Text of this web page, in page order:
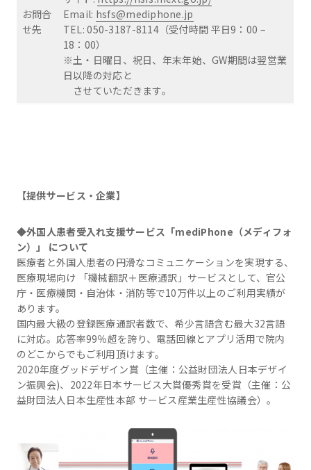
お問合
せ先
Email: hsfs@mediphone.jp
TEL: 050-3187-8114（受付時間 平日9：00 –
18：00）
※土・日曜日、祝日、年末年始、GW期間は翌営業
日以降の対応と
させていただきます。
【提供サービス・企業】
◆外国人患者受入れ支援サービス「mediPhone（メディフォ
ン）」 について
医療者と外国人患者の円滑なコミュニケーションを実現する、
医療現場向け 「機械翻訳＋医療通訳」サービスとして、官公
庁・医療機関・自治体・消防等で10万件以上のご利用実績が
あります。
国内最大級の登録医療通訳者数で、希少言語含む最大32言語
に対応。応答率99％超を誇り、電話回線とアプリ活用で院内
のどこからでもご利用頂けます。
2020年度グッドデザイン賞（主催：公益財団法人日本デザイ
ン振興会)、2022年日本サービス大賞優秀賞を受賞（主催：公
益財団法人日本生産性本部 サービス産業生産性協議会）。